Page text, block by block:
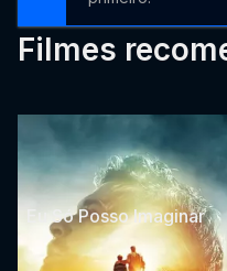
Filmes
Eu Só Posso Imaginar